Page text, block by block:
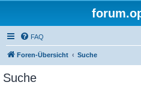
FAQ
Foren-Übersicht Suche
Suche